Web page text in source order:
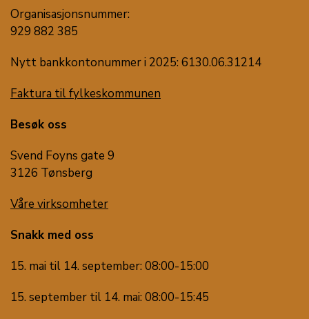
Organisasjonsnummer:
929 882 385
Nytt bankkontonummer i 2025: 6130.06.31214
Faktura til fylkeskommunen
Besøk oss
Svend Foyns gate 9
3126 Tønsberg
Våre virksomheter
Snakk med oss
15. mai til 14. september: 08:00-15:00
15. september til 14. mai: 08:00-15:45